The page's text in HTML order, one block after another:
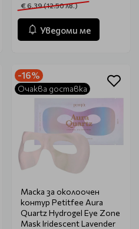
€ 6.39 (12.50 лв.)
Уведоми ме
-16%
Очаква доставка
Маска за околоочен
контур Petitfee Aura
Quartz Hydrogel Eye Zone
Mask Iridescent Lavender